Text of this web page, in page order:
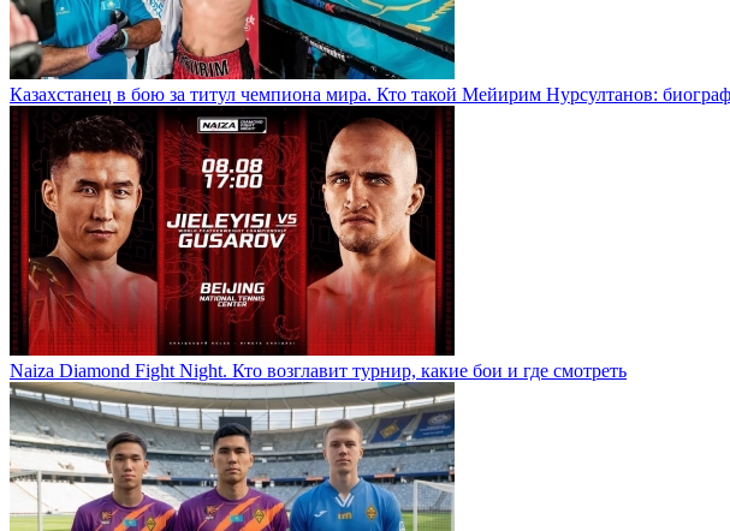
Казахстанец в бою за титул чемпиона мира. Кто такой Мейирим Нурсултанов:
Naiza Diamond Fight Night. Кто возглавит турнир, какие бои и где смотреть